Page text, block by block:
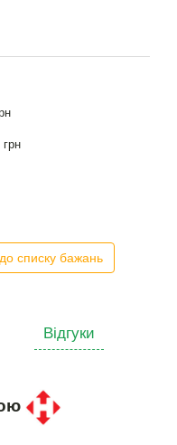
грн
списку бажань
Відгуки